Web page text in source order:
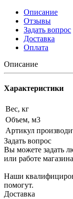
Описание
Отзывы
Задать вопрос
Доставка
Оплата
Описание
Характеристики
Вес, кг
Объем, м3
Артикул
Задать вопрос
Вы можете задать
или работе
Наши
помогут.
Доставка